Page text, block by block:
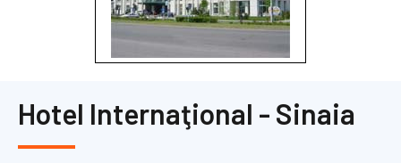
Hotel Internaţional - Sinaia